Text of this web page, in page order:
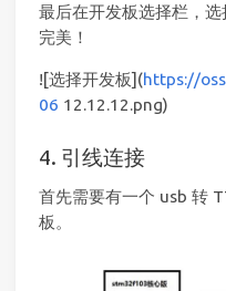
最后在开发板选择栏，选
完美！
![选择开发板](https://
06 12.12.12.png)
4. 引线连接
首先需要有一个 usb 转
板。